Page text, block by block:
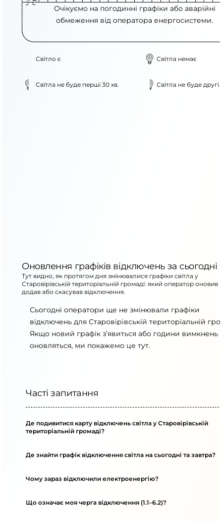
Очікуємо на погодинні графіки або аварійні
обмеження від оператора енергосистеми.
Світло є Світла немає
Світла не буде перші 30 хв. Світла не буде другі
Оновлення графіків відключень за сьогодні
Тут видно, як протягом дня змінювалися графіки світла у
Старовірівській територіальній громаді: який оператор оновив
додав або скасував відключення.
Сьогодні оператори ще не змінювали графіки
відключень для Старовірівській територіальній
Якщо новий графік з’явиться або години вимкнень
оновляться, ми покажемо це тут.
Часті запитання
Де подивитися карту відключень світла у Старовірівській
територіальній громаді?
Де знайти графік відключення світла на сьогодні та завтра?
Чому зараз відключили електроенергію?
Що означає моя черга відключення (1.1–6.2)?